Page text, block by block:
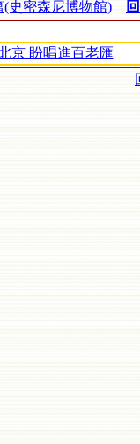
(史密森尼博物館)
京 盼唱進百老匯